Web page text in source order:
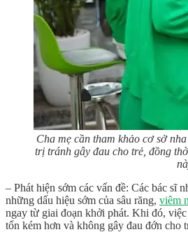
Cha mẹ cần tham khảo cơ sở
trị tránh gây đau cho trẻ, đồng
– Phát hiện sớm các vấn đề: Các bác sĩ
những dấu hiệu sớm của sâu răng, viêm
ngay từ giai đoạn khởi phát. Khi đó,
tốn kém hơn và không gây đau đớn cho